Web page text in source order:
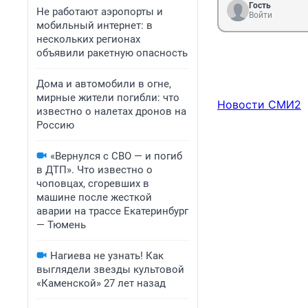
Не работают аэропорты и
мобильный интернет: в
нескольких регионах
объявили ракетную опасность
Дома и автомобили в огне,
мирные жители погибли: что
известно о налетах дронов на
Россию
«Вернулся с СВО — и погиб
в ДТП». Что известно о
чоповцах, сгоревших в
машине после жесткой
аварии на трассе Екатеринбург
— Тюмень
Нагиева не узнать! Как
выглядели звезды культовой
«Каменской» 27 лет назад
Гость
Войти
Новости СМИ2